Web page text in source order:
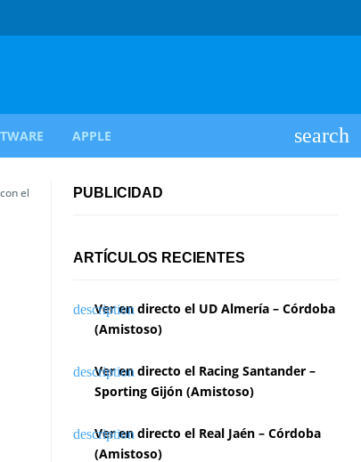
APPLE
el
PUBLICIDAD
ARTÍCULOS RECIENTES
Ver en directo el UD Almería – Córdoba
(Amistoso)
Ver en directo el Racing Santander –
Sporting Gijón (Amistoso)
Ver en directo el Real Jaén – Córdoba
(Amistoso)